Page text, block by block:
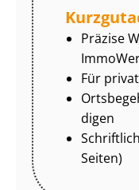
Präzise
Für
di­gen
Seiten)